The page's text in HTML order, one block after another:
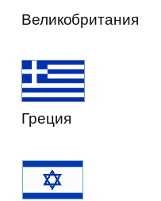
Великобритания
Греция